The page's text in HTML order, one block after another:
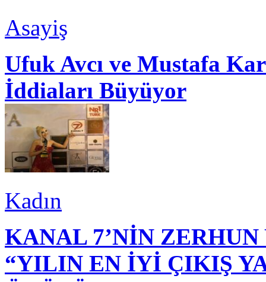
Asayiş
Ufuk Avcı ve Mustafa
İddiaları Büyüyor
Kadın
KANAL 7’NİN
“YILIN EN İYİ ÇIKIŞ